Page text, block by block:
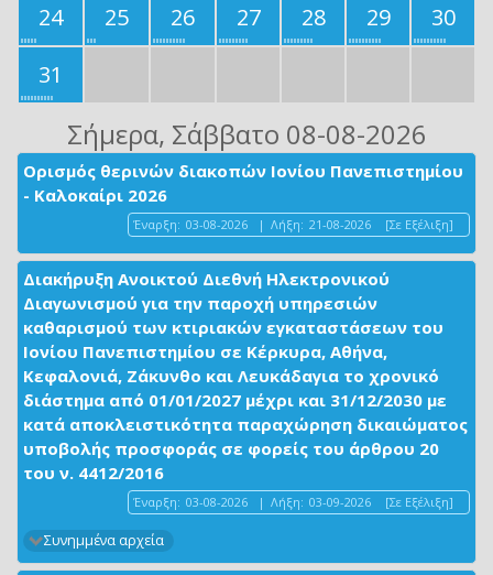
24
25 26 27 28 29
30
31
Σήμερα, Σάββατο 08-08-2026
Ορισμός θερινών διακοπών Ιονίου Πανεπιστημίου
- Καλοκαίρι 2026
Έναρξη: 03-08-2026 | Λήξη: 21-08-2026 [Σε Εξέλιξη]
Διακήρυξη Ανοικτού Διεθνή Ηλεκτρονικού
Διαγωνισμού για την παροχή υπηρεσιών
καθαρισμού των κτιριακών εγκαταστάσεων του
Ιονίου Πανεπιστημίου σε Κέρκυρα, Αθήνα,
Κεφαλονιά, Ζάκυνθο και Λευκάδαγια το χρονικό
διάστημα από 01/01/2027 μέχρι και 31/12/2030 με
κατά αποκλειστικότητα παραχώρηση δικαιώματος
υποβολής προσφοράς σε φορείς του άρθρου 20
του ν. 4412/2016
Έναρξη: 03-08-2026 | Λήξη: 03-09-2026 [Σε Εξέλιξη]
Συνημμένα αρχεία